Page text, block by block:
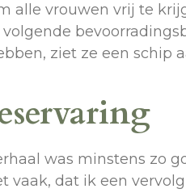
alle vrouwen vrij te
ziet ze een schip
was minstens zo
vaak, dat ik een